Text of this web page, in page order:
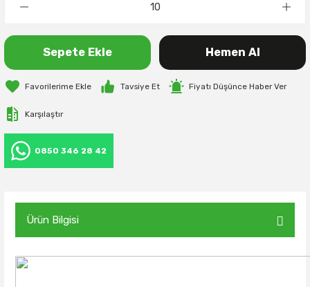
Sepete Ekle Hemen Al
Tavsiye Et Fiyatı Düşünce Haber Ver
Karşılaştır
0850 346 28 42
Ürün Bilgisi